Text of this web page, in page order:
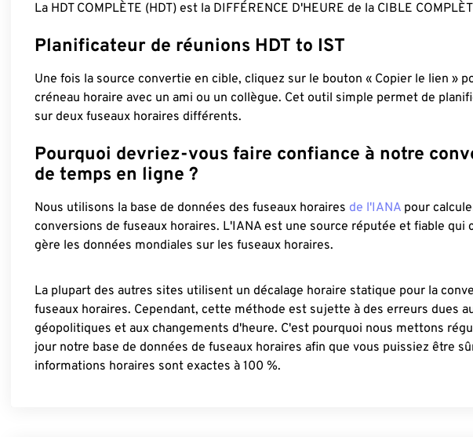
La HDT COMPLÈTE (HDT) est la DIFFÉRENCE D'HEURE de la CIBLE
Planificateur de réunions HDT to IST
Une fois la source convertie en cible, cliquez sur le bouton « Copier le lien »
créneau horaire avec un ami ou un collègue. Cet outil simple permet de
sur deux fuseaux horaires différents.
Pourquoi devriez-vous faire confiance à notre
de temps en ligne ?
Nous utilisons la base de données des fuseaux horaires de l'IANA pour
conversions de fuseaux horaires. L'IANA est une source réputée et fiable qui
gère les données mondiales sur les fuseaux horaires.
La plupart des autres sites utilisent un décalage horaire statique pour la
fuseaux horaires. Cependant, cette méthode est sujette à des erreurs dues
géopolitiques et aux changements d'heure. C'est pourquoi nous mettons
jour notre base de données de fuseaux horaires afin que vous puissiez être
informations horaires sont exactes à 100 %.